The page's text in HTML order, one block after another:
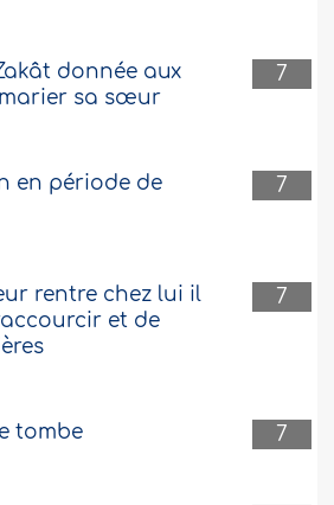
7
donnée aux
sa sœur
7
en période de
7
rentre chez lui il
et de
7
tombe